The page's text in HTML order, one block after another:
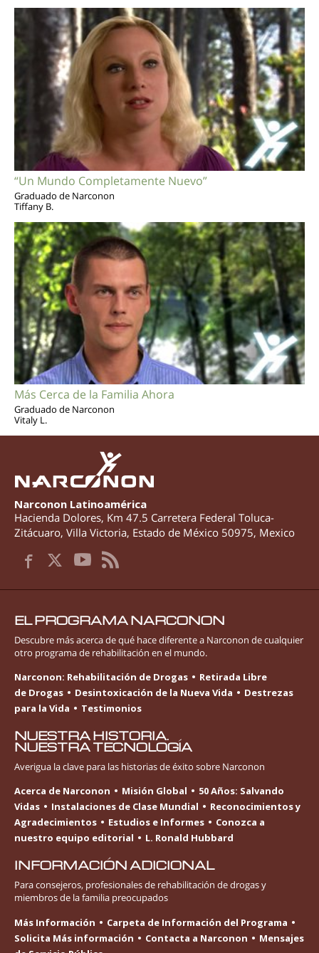
“Un Mundo Completamente Nuevo”
Graduado de Narconon
Tiffany B.
Más Cerca de la Familia Ahora
Graduado de Narconon
Vitaly L.
Narconon Latinoamérica
Hacienda Dolores, Km 47.5 Carretera Federal Toluca-
Zitácuaro, Villa Victoria, Estado de México 50975, Mexico
EL PROGRAMA NARCONON
Descubre más acerca de qué hace diferente a Narconon de cualquier
otro programa de rehabilitación en el mundo.
Narconon: Rehabilitación de Drogas
Retirada Libre
de Drogas
Desintoxicación de la Nueva Vida
Destrezas
para la Vida
Testimonios
NUESTRA HISTORIA.
NUESTRA TECNOLOGÍA
Averigua la clave para las historias de éxito sobre Narconon
Acerca de Narconon
Misión Global
50 Años: Salvando
Vidas
Instalaciones de Clase Mundial
Reconocimientos y
Agradecimientos
Estudios e Informes
Conozca a
nuestro equipo editorial
L. Ronald Hubbard
INFORMACIÓN ADICIONAL
Para consejeros, profesionales de rehabilitación de drogas y
miembros de la familia preocupados
Más Información
Carpeta de Información del Programa
Solicita Más información
Contacta a Narconon
Mensajes